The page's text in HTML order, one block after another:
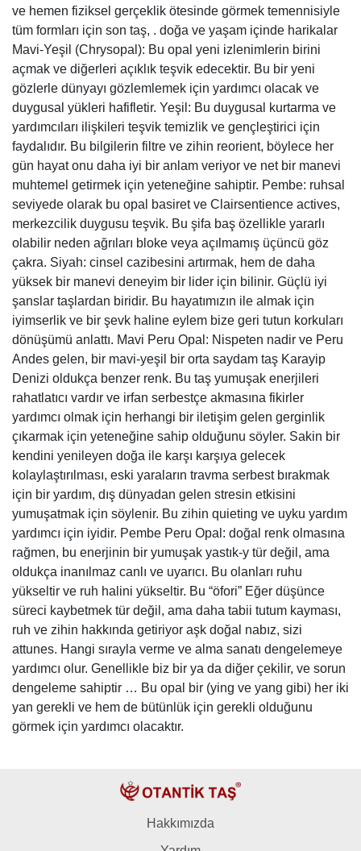
ve hemen fiziksel gerçeklik ötesinde görmek temennisiyle
tüm formları için son taş, . doğa ve yaşam içinde harikalar
Mavi-Yeşil (Chrysopal): Bu opal yeni izlenimlerin birini
açmak ve diğerleri açıklık teşvik edecektir. Bu bir yeni
gözlerle dünyayı gözlemlemek için yardımcı olacak ve
duygusal yükleri hafifletir. Yeşil: Bu duygusal kurtarma ve
yardımcıları ilişkileri teşvik temizlik ve gençleştirici için
faydalıdır. Bu bilgilerin filtre ve zihin reorient, böylece her
gün hayat onu daha iyi bir anlam veriyor ve net bir manevi
muhtemel getirmek için yeteneğine sahiptir. Pembe: ruhsal
seviyede olarak bu opal basiret ve Clairsentience actives,
merkezcilik duygusu teşvik. Bu şifa baş özellikle yararlı
olabilir neden ağrıları bloke veya açılmamış üçüncü göz
çakra. Siyah: cinsel cazibesini artırmak, hem de daha
yüksek bir manevi deneyim bir lider için bilinir. Güçlü iyi
şanslar taşlardan biridir. Bu hayatımızın ile almak için
iyimserlik ve bir şevk haline eylem bize geri tutun korkuları
dönüşümü anlattı. Mavi Peru Opal: Nispeten nadir ve Peru
Andes gelen, bir mavi-yeşil bir orta saydam taş Karayip
Denizi oldukça benzer renk. Bu taş yumuşak enerjileri
rahatlatıcı vardır ve irfan serbestçe akmasına fikirler
yardımcı olmak için herhangi bir iletişim gelen gerginlik
çıkarmak için yeteneğine sahip olduğunu söyler. Sakin bir
kendini yenileyen doğa ile karşı karşıya gelecek
kolaylaştırılması, eski yaraların travma serbest bırakmak
için bir yardım, dış dünyadan gelen stresin etkisini
yumuşatmak için söylenir. Bu zihin quieting ve uyku yardım
yardımcı için iyidir. Pembe Peru Opal: doğal renk olmasına
rağmen, bu enerjinin bir yumuşak yastık-y tür değil, ama
oldukça inanılmaz canlı ve uyarıcı. Bu olanları ruhu
yükseltir ve ruh halini yükseltir. Bu “öfori” Eğer düşünce
süreci kaybetmek tür değil, ama daha tabii tutum kayması,
ruh ve zihin hakkında getiriyor aşk doğal nabız, sizi
attunes. Hangi sırayla verme ve alma sanatı dengelemeye
yardımcı olur. Genellikle biz bir ya da diğer çekilir, ve sorun
dengeleme sahiptir … Bu opal bir (ying ve yang gibi) her iki
yan gerekli ve hem de bütünlük için gerekli olduğunu
görmek için yardımcı olacaktır.
Hakkımızda